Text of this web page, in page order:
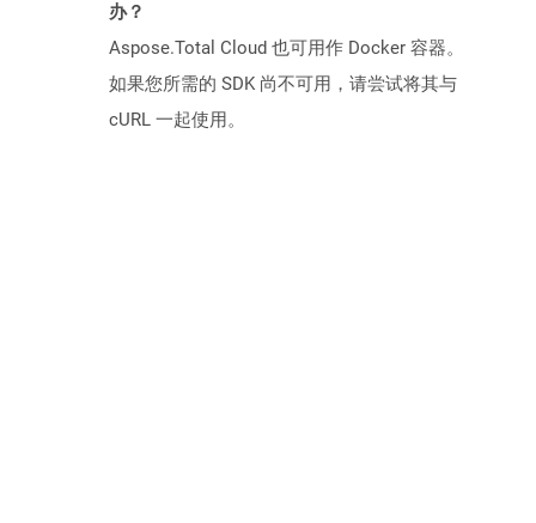
办？
Aspose.Total Cloud 也可用作 Docker 容器。
如果您所需的 SDK 尚不可用，请尝试将其与
cURL 一起使用。